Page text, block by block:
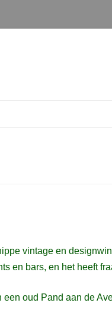
vintage en
en bars, en het heeft
oud Pand aan de